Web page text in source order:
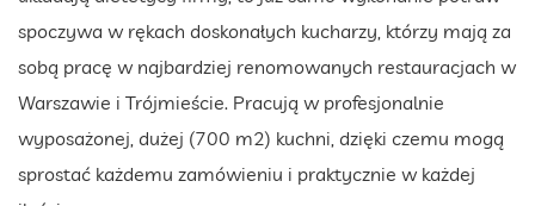
spoczywa w rękach doskonałych kucharzy, którzy mają za
sobą pracę w najbardziej renomowanych restauracjach w
Warszawie i Trójmieście. Pracują w profesjonalnie
wyposażonej, dużej (700 m2) kuchni, dzięki czemu mogą
sprostać każdemu zamówieniu i praktycznie w każdej